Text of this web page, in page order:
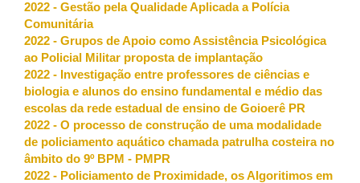
2022 - Gestão pela Qualidade Aplicada a Polícia
Comunitária
2022 - Grupos de Apoio como Assistência Psicológica
ao Policial Militar proposta de implantação
2022 - Investigação entre professores de ciências e
biologia e alunos do ensino fundamental e médio das
escolas da rede estadual de ensino de Goioerê PR
2022 - O processo de construção de uma modalidade
de policiamento aquático chamada patrulha costeira no
âmbito do 9º BPM - PMPR
2022 - Policiamento de Proximidade, os Algoritimos em